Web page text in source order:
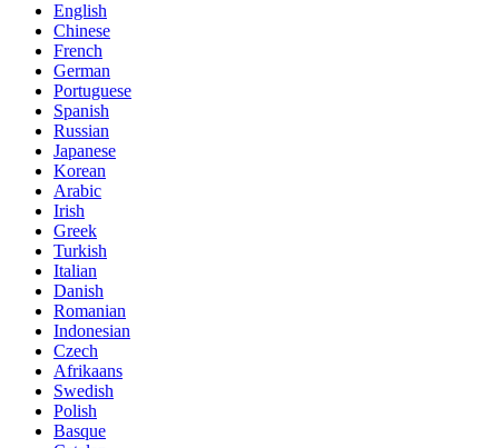
English
Chinese
French
German
Portuguese
Spanish
Russian
Japanese
Korean
Arabic
Irish
Greek
Turkish
Italian
Danish
Romanian
Indonesian
Czech
Afrikaans
Swedish
Polish
Basque